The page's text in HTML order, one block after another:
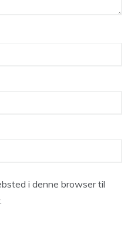
i denne browser til